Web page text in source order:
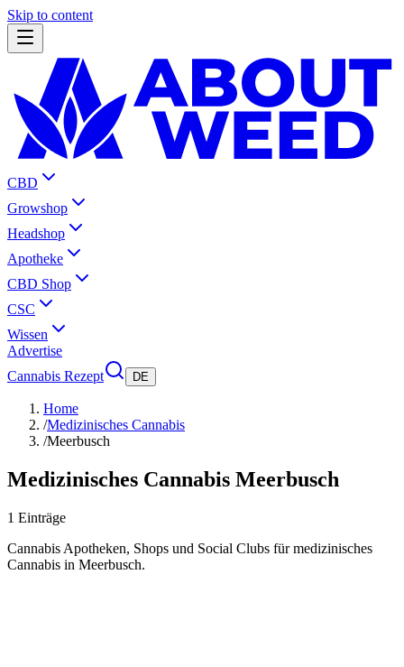
Skip to content
CBD
Growshop
Headshop
Apotheke
CBD Shop
CSC
Wissen
Advertise
Cannabis Rezept
DE
Home
/Medizinisches Cannabis
/Meerbusch
Medizinisches Cannabis Meerbusch
1 Einträge
Cannabis Apotheken, Shops und Social Clubs für medizinisches
Cannabis in Meerbusch.